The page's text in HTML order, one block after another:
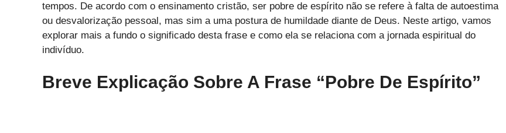
tempos. De acordo com o ensinamento cristão, ser pobre de espírito não se refere à falta de autoestima
ou desvalorização pessoal, mas sim a uma postura de humildade diante de Deus. Neste artigo, vamos
explorar mais a fundo o significado desta frase e como ela se relaciona com a jornada espiritual do
indivíduo.
Breve Explicação Sobre A Frase “Pobre De Espírito”